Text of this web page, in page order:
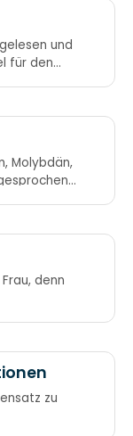
für den
Molybdän,
denn
zu